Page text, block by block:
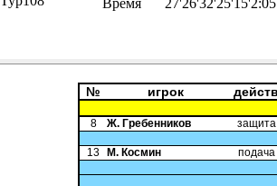
Время
27'26'32'25'15'2:05
№ игрок
8 Ж. Гребенников защита
13 М. Космин подача